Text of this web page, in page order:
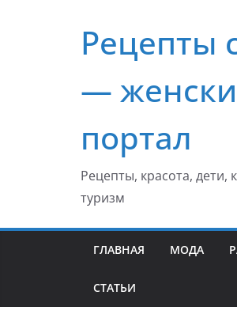
содержимомуРецепты
—
портал
Рецепты, красота, дети,
туризм
ГЛАВНАЯ МОДА
СТАТЬИ